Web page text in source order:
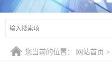
公司动态
产品展厅
证书荣誉
您当前的位置： 网站首页 >